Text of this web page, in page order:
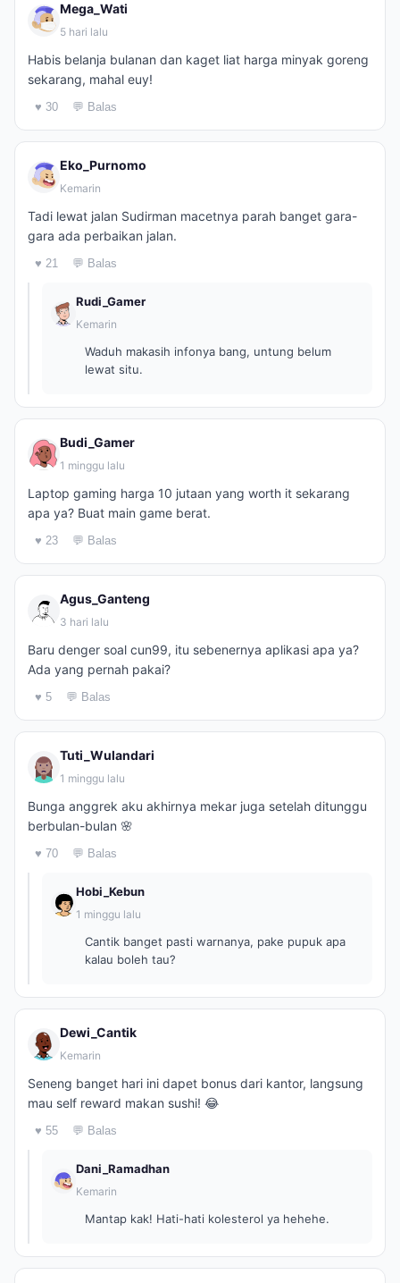
Mega_Wati
5 hari lalu
Habis belanja bulanan dan kaget liat harga minyak goreng
sekarang, mahal euy!
♥ 30 💬 Balas
Eko_Purnomo
Kemarin
Tadi lewat jalan Sudirman macetnya parah banget gara-
gara ada perbaikan jalan.
♥ 21 💬 Balas
Rudi_Gamer
Kemarin
Waduh makasih infonya bang, untung belum
lewat situ.
Budi_Gamer
1 minggu lalu
Laptop gaming harga 10 jutaan yang worth it sekarang
apa ya? Buat main game berat.
♥ 23 💬 Balas
Agus_Ganteng
3 hari lalu
Baru denger soal cun99, itu sebenernya aplikasi apa ya?
Ada yang pernah pakai?
♥ 5 💬 Balas
Tuti_Wulandari
1 minggu lalu
Bunga anggrek aku akhirnya mekar juga setelah ditunggu
berbulan-bulan 🌸
♥ 70 💬 Balas
Hobi_Kebun
1 minggu lalu
Cantik banget pasti warnanya, pake pupuk apa
kalau boleh tau?
Dewi_Cantik
Kemarin
Seneng banget hari ini dapet bonus dari kantor, langsung
mau self reward makan sushi! 😂
♥ 55 💬 Balas
Dani_Ramadhan
Kemarin
Mantap kak! Hati-hati kolesterol ya hehehe.